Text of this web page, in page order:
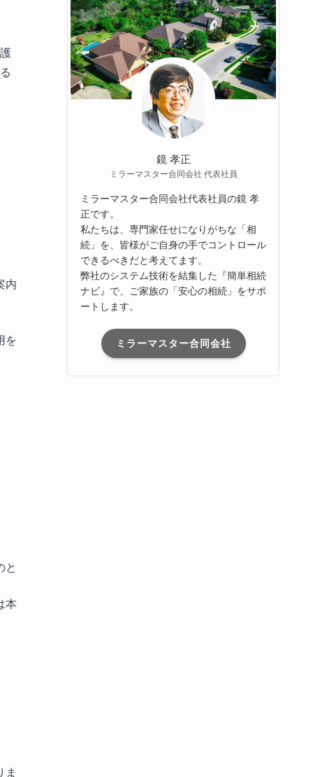
内
を
と
本
ま
鏡 孝正
ミラーマスター合同会社 代表社員
ミラーマスター合同会社代表社員の鏡 孝
正です。
私たちは、専門家任せになりがちな「相
続」を、皆様がご自身の手でコントロール
できるべきだと考えてます。
弊社のシステム技術を結集した『簡単相続
ナビ』で、ご家族の「安心の相続」をサポ
ートします。
ミラーマスター合同会社